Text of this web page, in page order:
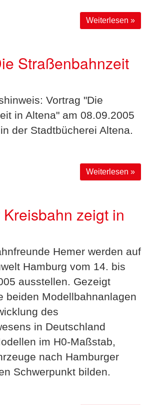
Weiterlesen »
Straßenbahnzeit
Vortrag "Die
in Altena" am 08.09.2005
der Stadtbücherei Altena.
Weiterlesen »
zeigt in
Hemer werden auf
Hamburg vom 14. bis
ausstellen. Gezeigt
beiden Modellbahnanlagen
des
in Deutschland
im H0-Maßstab,
nach Hamburger
Schwerpunkt bilden.